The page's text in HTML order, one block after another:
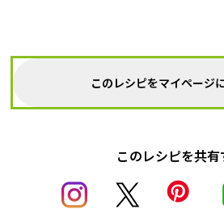
このレシピをマイページ
このレシピを共有